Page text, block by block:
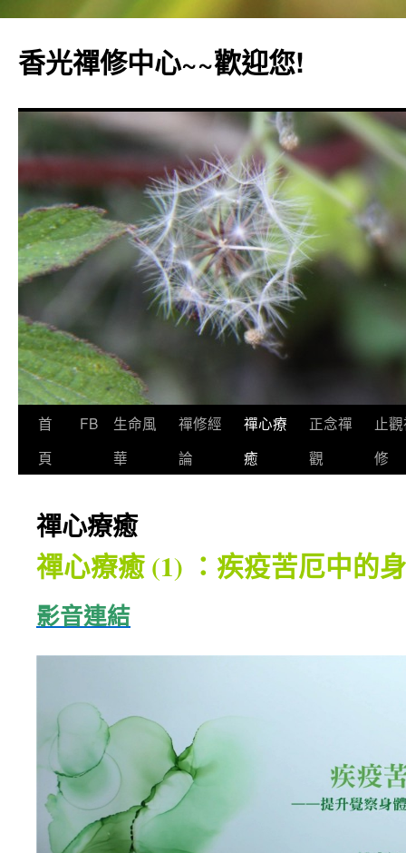
香光禪修中心~~歡迎您!
首
頁
FB
生命風
華
禪修經
論
禪心療
癒
正念禪
觀
止
修
禪心療癒
禪心療癒 (1) ：疾疫苦厄中的
影音連結